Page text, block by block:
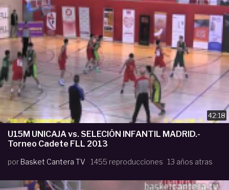
42:18
U15M UNICAJA vs. SELECIÓN INFANTIL MADRID.-
Torneo Cadete FLL 2013
por Basket Cantera TV 1455 reproducciones 13 años atras